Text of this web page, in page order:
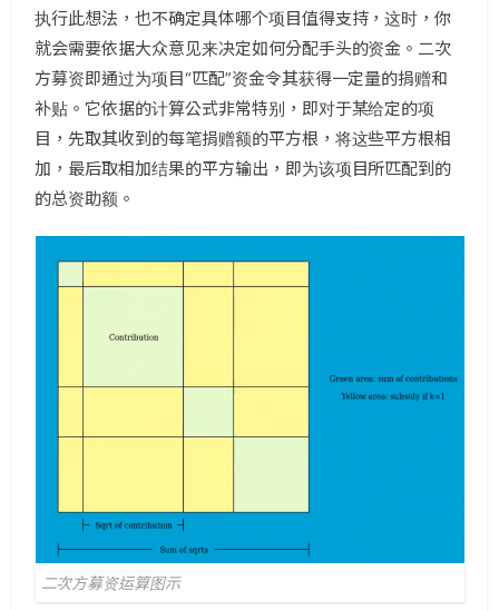
执行此想法，也不确定具体哪个项目值得支持，这时，你
就会需要依据大众意见来决定如何分配手头的资金。二次
方募资即通过为项目“匹配”资金令其获得一定量的捐赠和
补贴。它依据的计算公式非常特别，即对于某给定的项
目，先取其收到的每笔捐赠额的平方根，将这些平方根相
加，最后取相加结果的平方输出，即为该项目所匹配到的
的总资助额。
二次方募资运算图示